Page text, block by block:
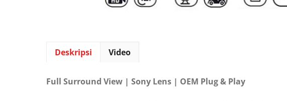
Deskripsi Video
Full Surround View | Sony Lens | OEM Plug & Play